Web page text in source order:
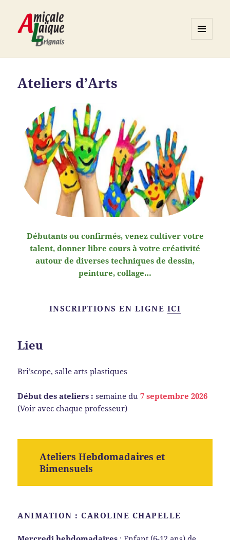
WIDGETS
Ateliers d’Arts
Débutants ou confirmés, venez cultiver votre
talent, donner libre cours à votre créativité
autour de diverses techniques de dessin,
peinture, collage…
INSCRIPTIONS EN LIGNE ICI
Lieu
Bri’scope, salle arts plastiques
Début des ateliers :semaine du7 septembre 2026
(Voir avec chaque professeur)
Ateliers Hebdomadaires et
Bimensuels
ANIMATION : CAROLINE CHAPELLE